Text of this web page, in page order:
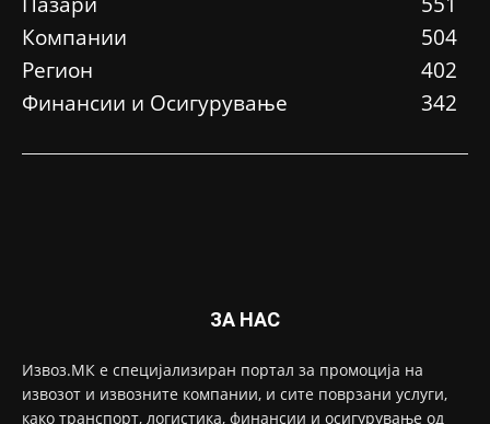
Компании
504
Регион
402
Финансии и Осигурување
342
ЗА НАС
Извоз.МК е специјализиран портал за промоција на
извозот и извозните компании, и сите поврзани услуги,
како транспорт, логистика, финансии и осигурување од